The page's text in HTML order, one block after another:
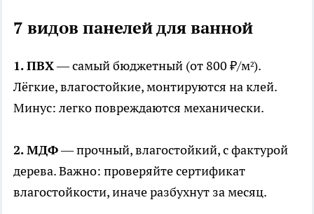
7 видов панелей для ванной
1. ПВХ— самый бюджетный (от 800 ₽/м²).
Лёгкие, влагостойкие, монтируются на клей.
Минус: легко повреждаются механически.
2. МДФ— прочный, влагостойкий, с фактурой
дерева. Важно: проверяйте сертификат
влагостойкости, иначе разбухнут за месяц.